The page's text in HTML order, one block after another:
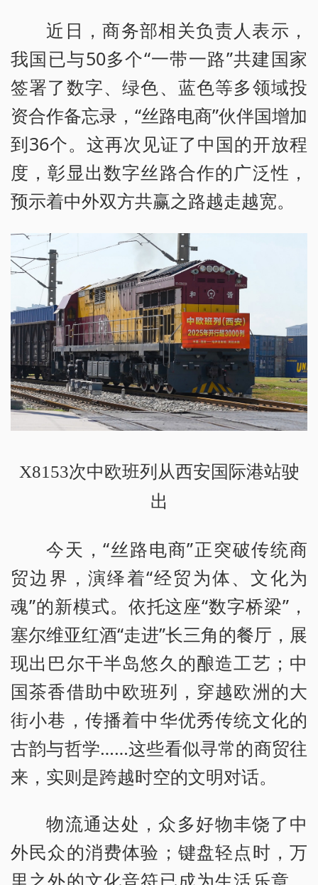
近日，商务部相关负责人表示，
我国已与50多个“一带一路”共建国家
签署了数字、绿色、蓝色等多领域投
资合作备忘录，“丝路电商”伙伴国增加
到36个。这再次见证了中国的开放程
度，彰显出数字丝路合作的广泛性，
预示着中外双方共赢之路越走越宽。
X8153次中欧班列从西安国际港站驶
出
今天，“丝路电商”正突破传统商
贸边界，演绎着“经贸为体、文化为
魂”的新模式。依托这座“数字桥梁”，
塞尔维亚红酒“走进”长三角的餐厅，展
现出巴尔干半岛悠久的酿造工艺；中
国茶香借助中欧班列，穿越欧洲的大
街小巷，传播着中华优秀传统文化的
古韵与哲学……这些看似寻常的商贸往
来，实则是跨越时空的文明对话。
物流通达处，众多好物丰饶了中
外民众的消费体验；键盘轻点时，万